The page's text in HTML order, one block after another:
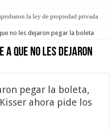
la ley de propiedad privada
los 90 niños, niñas y adolescentes que
no les dejaron pegar la boleta
a que no les dejaron
pegar la boleta,
ahora pide los